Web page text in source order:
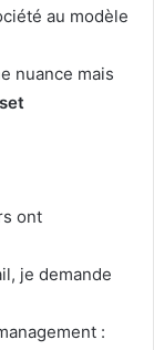
au modèle
nuance mais
ont
je demande
: